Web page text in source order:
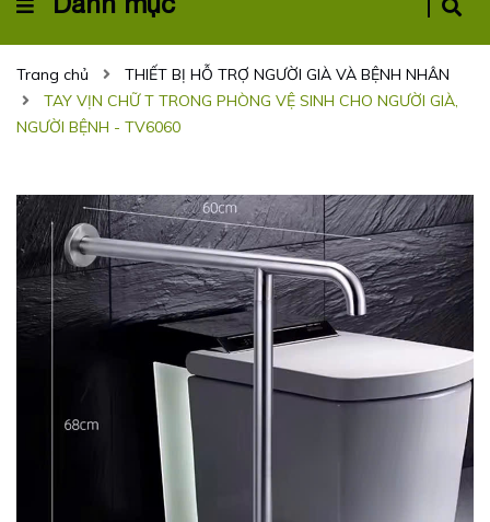
Trang chủ
THIẾT BỊ HỖ TRỢ NGƯỜI GIÀ VÀ BỆNH NHÂN
TAY VỊN CHỮ T TRONG PHÒNG VỆ SINH CHO NGƯỜI GIÀ,
NGƯỜI BỆNH - TV6060